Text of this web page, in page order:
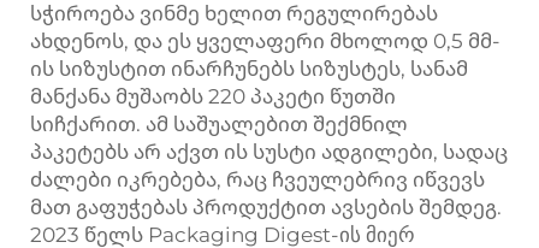
სჭიროება ვინმე ხელით რეგულირებას
ახდენოს, და ეს ყველაფერი მხოლოდ 0,5 მმ-
ის სიზუსტით ინარჩუნებს სიზუსტეს, სანამ
მანქანა მუშაობს 220 პაკეტი წუთში
სიჩქარით. ამ საშუალებით შექმნილ
პაკეტებს არ აქვთ ის სუსტი ადგილები, სადაც
ძალები იკრებება, რაც ჩვეულებრივ იწვევს
მათ გაფუჭებას პროდუქტით ავსების შემდეგ.
2023 წელს Packaging Digest-ის მიერ